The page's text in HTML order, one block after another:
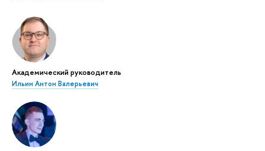
Академический руководитель
Ильин Антон Валерьевич